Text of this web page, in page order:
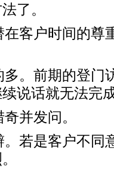
了。
客户时间的尊
。前期的登门
说话就无法完
并发问。
若是客户不同